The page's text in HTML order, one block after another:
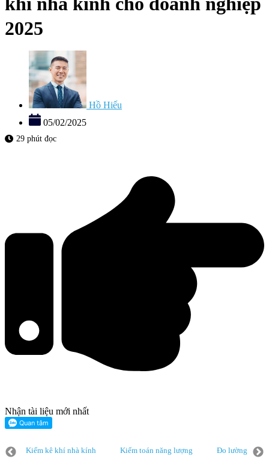
2025
Hồ Hiếu
05/02/2025
29 phút đọc
Nhận tài liệu mới nhất
Kiểm kê khí nhà kính Kiểm toán năng lượng
Đo lường phát